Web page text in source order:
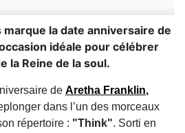
la date anniversaire de
idéale pour célébrer
la Reine de la soul.
de Aretha Franklin,
dans l’un des morceaux
répertoire : "Think". Sorti en